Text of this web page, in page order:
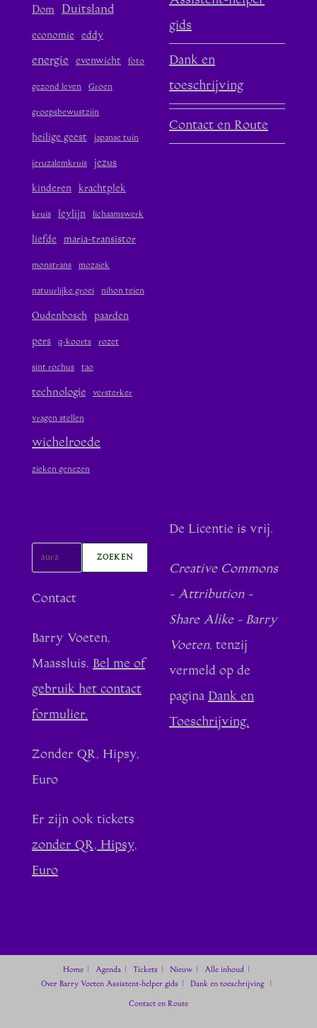
Dom Duitsland
economie eddy
energie evenwicht foto
gezond leven Groen
groepsbewustzijn
heilige geest japanse tuin
jeruzalemkruis jezus
kinderen krachtplek
kruis leylijn lichaamswerk
liefde maria-transistor
monstrans mozaïek
natuurlijke groei nihon teien
Oudenbosch paarden
pers q-koorts rozet
sint rochus tao
technologie versterker
vragen stellen
wichelroede
zieken genezen
gids
Dank en
toeschrijving
Contact en Route
ZOEKEN
Contact
Barry Voeten,
Maassluis. Bel me of
gebruik het contact
formulier.
Zonder QR, Hipsy,
Euro
Er zijn ook tickets
zonder QR, Hipsy,
Euro
De Licentie is vrij.
Creative Commons
- Attribution -
Share Alike - Barry
Voeten, tenzij
vermeld op de
pagina Dank en
Toeschrijving.
Home Agenda Tickets Nieuw
Alle inhoud
Over Barry Voeten Assistent-helper gids Dank en toeschrijving
Contact en Route